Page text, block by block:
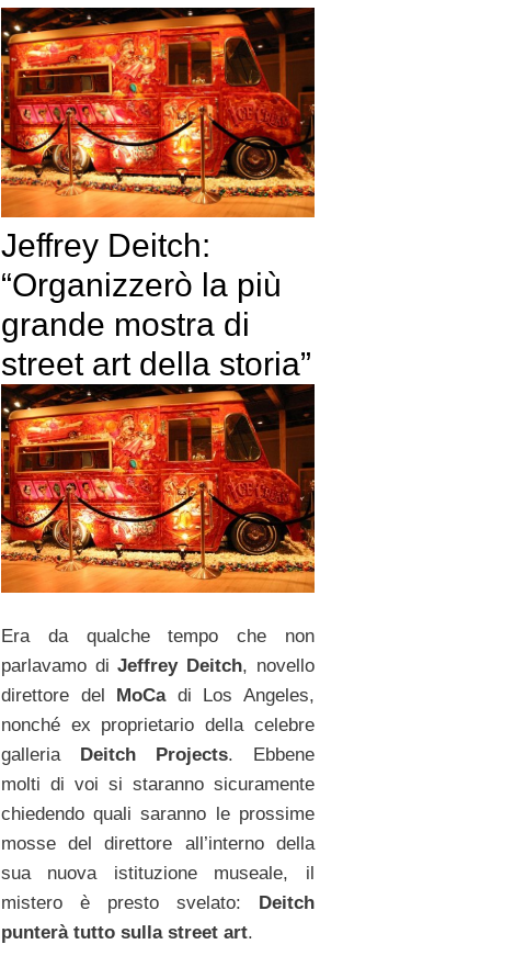
Jeffrey Deitch:
“Organizzerò la più
grande mostra di
street art della storia”
Era da qualche tempo che non
parlavamo diJeffrey Deitch, novello
direttore del MoCadi Los Angeles,
nonché ex proprietario della celebre
galleria Deitch Projects. Ebbene
molti di voi si staranno sicuramente
chiedendo quali saranno le prossime
mosse del direttore all’interno della
sua nuova istituzione museale, il
mistero è presto svelato: Deitch
punterà tutto sulla street art.